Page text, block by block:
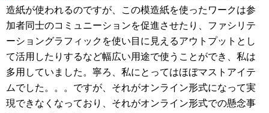
造紙が使われるのですが、この模造紙を使ったワークは参
加者同士のコミュニーションを促進させたり、ファシリテ
ーショングラフィックを使い目に見えるアウトプットとし
て活用したりするなど幅広い用途で使うことができ、私は
多用していました。寧ろ、私にとってはほぼマストアイテ
ムでした。。。ですが、それがオンライン形式になって実
現できなくなっており、それがオンライン形式での懸念事